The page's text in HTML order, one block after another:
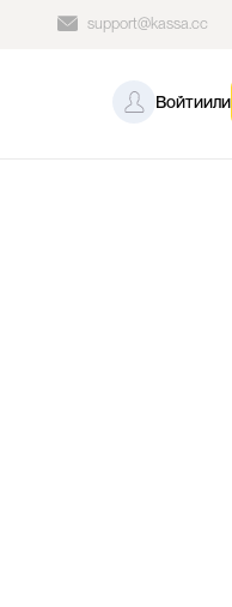
support@kassa.cc
Войтиили